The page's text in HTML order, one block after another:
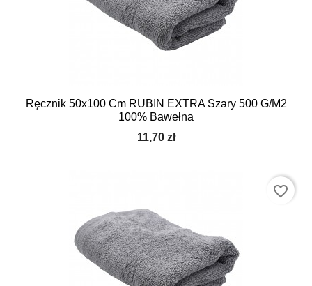
Ręcznik 50x100 Cm RUBIN EXTRA Szary 500 G/m2
100% Bawełna
11,70 zł
favorite_border